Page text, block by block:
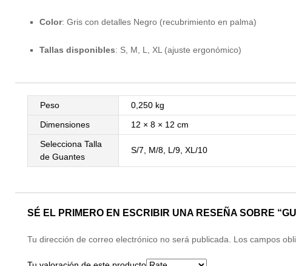
Color: Gris con detalles Negro (recubrimiento en palma)
Tallas disponibles: S, M, L, XL (ajuste ergonómico)
Peso
0,250 kg
Dimensiones
12 × 8 × 12 cm
Selecciona Talla
de Guantes
S/7, M/8, L/9, XL/10
SÉ EL PRIMERO EN ESCRIBIR UNA RESEÑA SOBRE
Tu dirección de correo electrónico no será publicada. Los campos